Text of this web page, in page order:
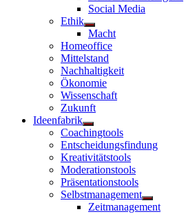
anzeigen
Social Media
Ethik
Untermenü
anzeigen
Macht
Homeoffice
Mittelstand
Nachhaltigkeit
Ökonomie
Wissenschaft
Zukunft
Ideenfabrik
Untermenü
anzeigen
Coachingtools
Entscheidungsfindung
Kreativitätstools
Moderationstools
Präsentationstools
Selbstmanagement
Untermenü
Zeitmanagement